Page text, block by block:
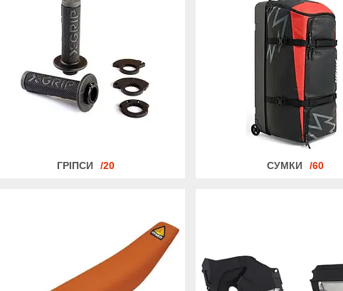
ГРІПСИ 20 СУМКИ 60